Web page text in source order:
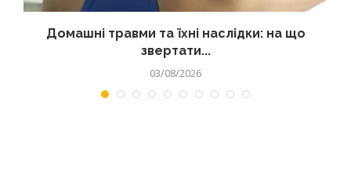
Домашні травми та їхні наслідки: на що
звертати...
03/08/2026